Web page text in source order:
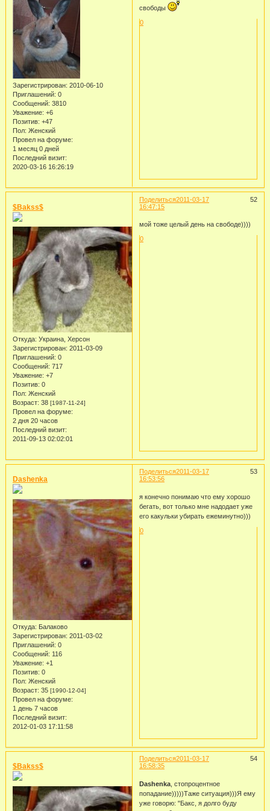
Зарегистрирован: 2010-06-10
Приглашений: 0
Сообщений: 3810
Уважение: +6
Позитив: +47
Пол: Женский
Провел на форуме:
1 месяц 0 дней
Последний визит:
2020-03-16 16:26:19
свободы
0
Поделиться 52
2011-03-17
16:47:15
$Bakss$
Откуда: Украина, Херсон
Зарегистрирован: 2011-03-09
Приглашений: 0
Сообщений: 717
Уважение: +7
Позитив: 0
Пол: Женский
Возраст: 38 [1987-11-24]
Провел на форуме:
2 дня 20 часов
Последний визит:
2011-09-13 02:02:01
мой тоже целый день на свободе))))
0
Поделиться 53
2011-03-17
16:53:56
Dashenka
Откуда: Балаково
Зарегистрирован: 2011-03-02
Приглашений: 0
Сообщений: 116
Уважение: +1
Позитив: 0
Пол: Женский
Возраст: 35 [1990-12-04]
Провел на форуме:
1 день 7 часов
Последний визит:
2012-01-03 17:11:58
я конечно понимаю что ему хорошо
бегать, вот только мне надодает уже
его какульки убирать ежеминутно)))
0
Поделиться 54
2011-03-17
16:58:35
$Bakss$
Dashenka, стопроцентное
попадание)))))Таже ситуация)))Я ему
уже говорю: "Бакс, я долго буду